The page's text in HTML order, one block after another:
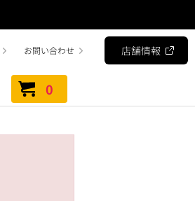
お問い合わせ 店舗情報
0